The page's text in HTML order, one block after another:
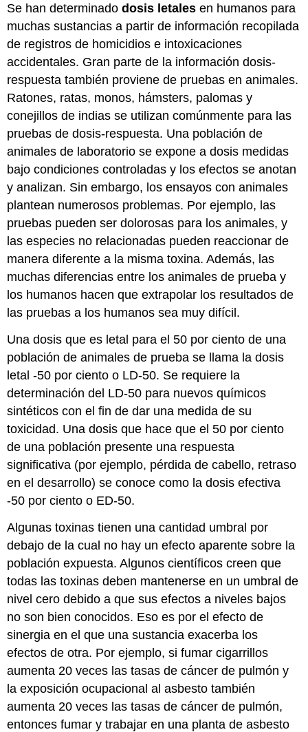
Se han determinadodosis letales en humanos para
muchas sustancias a partir de información recopilada
de registros de homicidios e intoxicaciones
accidentales. Gran parte de la información dosis-
respuesta también proviene de pruebas en animales.
Ratones, ratas, monos, hámsters, palomas y
conejillos de indias se utilizan comúnmente para las
pruebas de dosis-respuesta. Una población de
animales de laboratorio se expone a dosis medidas
bajo condiciones controladas y los efectos se anotan
y analizan. Sin embargo, los ensayos con animales
plantean numerosos problemas. Por ejemplo, las
pruebas pueden ser dolorosas para los animales, y
las especies no relacionadas pueden reaccionar de
manera diferente a la misma toxina. Además, las
muchas diferencias entre los animales de prueba y
los humanos hacen que extrapolar los resultados de
las pruebas a los humanos sea muy difícil.
Una dosis que es letal para el 50 por ciento de una
población de animales de prueba se llama la dosis
letal -50 por ciento o LD-50. Se requiere la
determinación del LD-50 para nuevos químicos
sintéticos con el fin de dar una medida de su
toxicidad. Una dosis que hace que el 50 por ciento
de una población presente una respuesta
significativa (por ejemplo, pérdida de cabello, retraso
en el desarrollo) se conoce como la dosis efectiva
-50 por ciento o ED-50.
Algunas toxinas tienen una cantidad umbral por
debajo de la cual no hay un efecto aparente sobre la
población expuesta. Algunos científicos creen que
todas las toxinas deben mantenerse en un umbral de
nivel cero debido a que sus efectos a niveles bajos
no son bien conocidos. Eso es por el efecto de
sinergia en el que una sustancia exacerba los
efectos de otra. Por ejemplo, si fumar cigarrillos
aumenta 20 veces las tasas de cáncer de pulmón y
la exposición ocupacional al asbesto también
aumenta 20 veces las tasas de cáncer de pulmón,
entonces fumar y trabajar en una planta de asbesto